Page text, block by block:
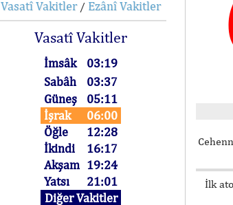
Vasatî Vakitler/ Ezânî Vakitler
Vasatî Vakitler
İmsâk
03:19
Sabâh
03:37
Güneş
05:11
İşrak
06:00
Öğle
12:28
İkindi
16:17
Akşam 19:24
Yatsı
21:01
Diğer Vakitler
İlk